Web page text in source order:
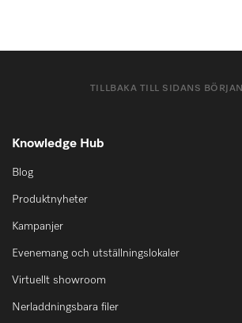
TILLBAKA TILL SIDANS BÖRJAN
Knowledge Hub
Blog
Produktnyheter
Kampanjer
Evenemang och utställningslokaler
Virtuellt showroom
Nerladdningsbara filer